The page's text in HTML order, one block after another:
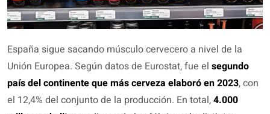
España sigue sacando músculo cervecero a nivel de la
Unión Europea. Según datos de Eurostat, fue el segundo
país del continente que más cerveza elaboró en 2023, con
el 12,4% del conjunto de la producción. En total,4.000